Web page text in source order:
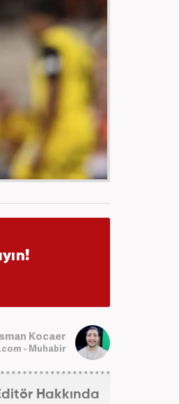
Kocaer
- Muhabir
Hakkında